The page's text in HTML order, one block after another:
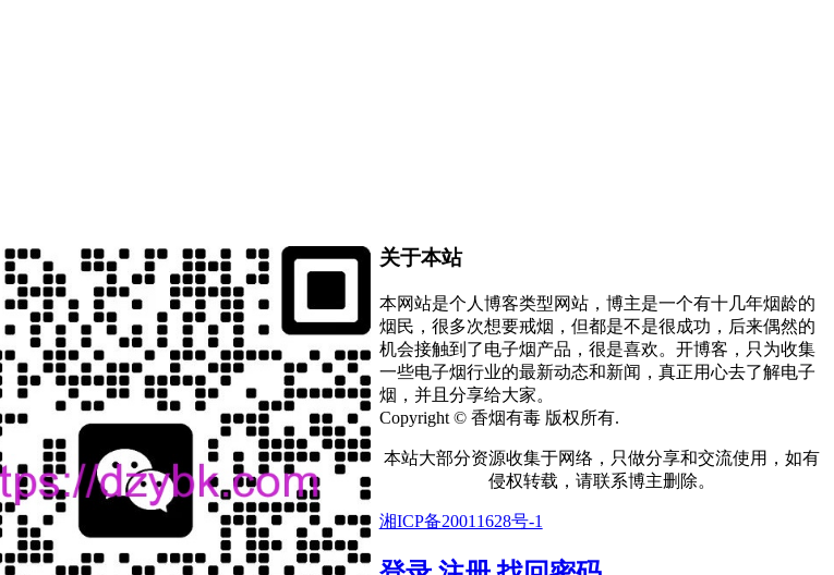
关于本站
本网站是个人博客类型网站，博主是一个有十几年烟龄的
烟民，很多次想要戒烟，但都是不是很成功，后来偶然的
机会接触到了电子烟产品，很是喜欢。开博客，只为收集
一些电子烟行业的最新动态和新闻，真正用心去了解电子
烟，并且分享给大家。
Copyright © 香烟有毒 版权所有.
本站大部分资源收集于网络，只做分享和交流使用，如有
侵权转载，请联系博主删除。
湘ICP备20011628号-1